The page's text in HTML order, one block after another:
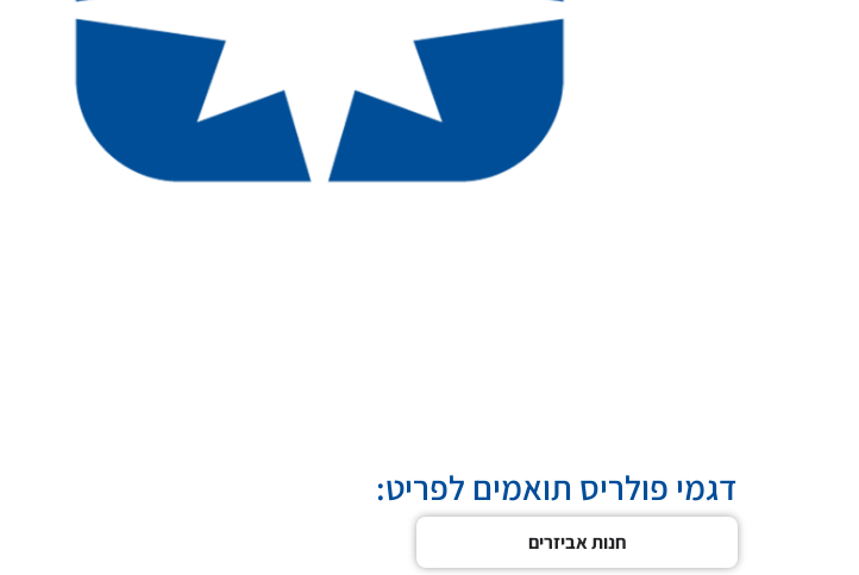
דגמי פולריס תואמים לפריט:
חנות אביזרים